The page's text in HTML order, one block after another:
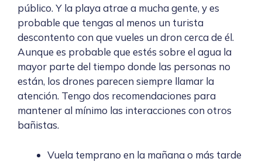
público. Y la playa atrae a mucha gente, y es
probable que tengas al menos un turista
descontento con que vueles un dron cerca de él.
Aunque es probable que estés sobre el agua la
mayor parte del tiempo donde las personas no
están, los drones parecen siempre llamar la
atención. Tengo dos recomendaciones para
mantener al mínimo las interacciones con otros
bañistas.
Vuela temprano en la mañana o más tarde